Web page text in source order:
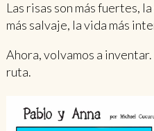
Las risas son más fuertes,
más salvaje, la vida más
Ahora, volvamos a
ruta.